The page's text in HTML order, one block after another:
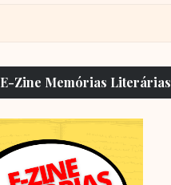
E-Zine Memórias Literárias